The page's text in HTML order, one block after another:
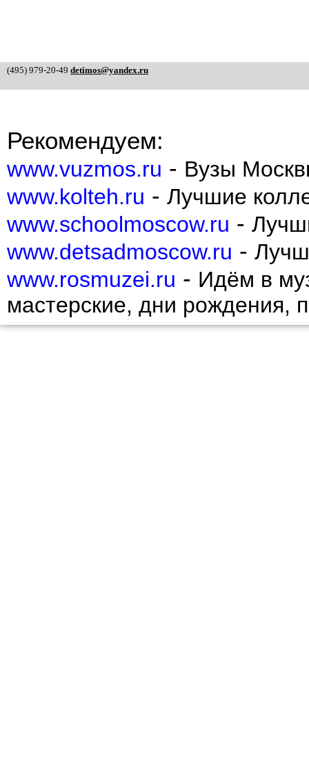
(495) 979-20-49 detimos@yandex.ru
Рекомендуем:
www.vuzmos.ru - Вузы
www.kolteh.ru - Лучшие
www.schoolmoscow.ru -
www.detsadmoscow.ru -
www.rosmuzei.ru - Идём в
мастерские, дни рождения,